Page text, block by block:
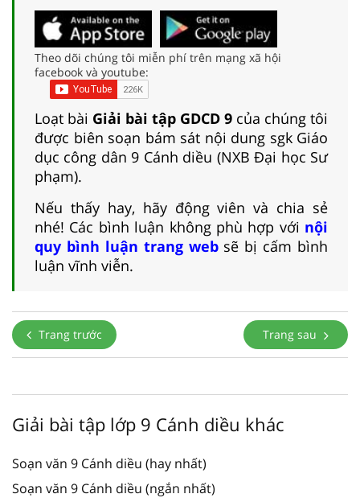
Theo dõi chúng tôi miễn phí trên mạng xã hội
facebook và youtube:
Loạt bài Giải bài tập GDCD 9 của chúng tôi
được biên soạn bám sát nội dung sgk Giáo
dục công dân 9 Cánh diều (NXB Đại học Sư
phạm).
Nếu thấy hay, hãy động viên và chia sẻ
nhé! Các bình luận không phù hợp với nội
quy bình luận trang websẽ bị cấm bình
luận vĩnh viễn.
Trang trước Trang sau
Giải bài tập lớp 9 Cánh diều khác
Soạn văn 9 Cánh diều (hay nhất)
Soạn văn 9 Cánh diều (ngắn nhất)